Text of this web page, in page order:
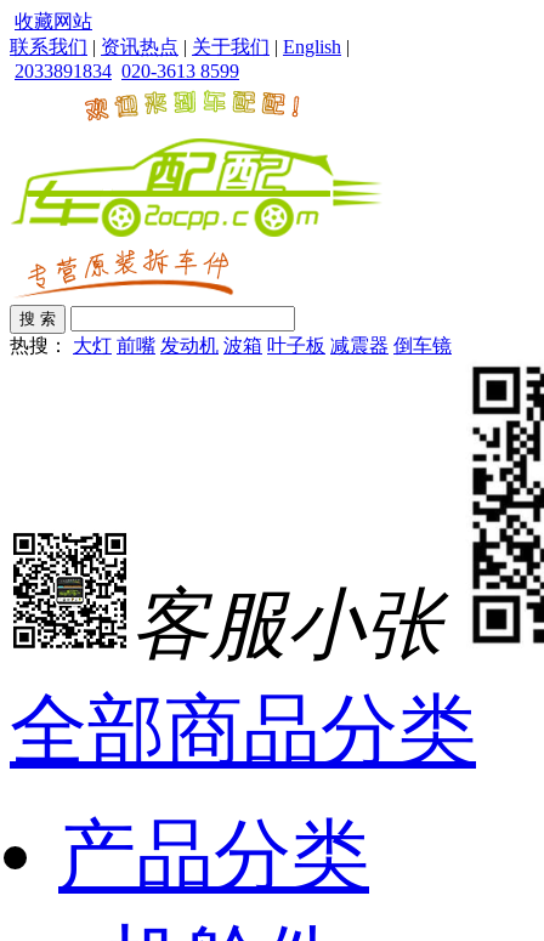
收藏网站
联系我们 | 资讯热点 | 关于我们 | English |
2033891834 020-3613 8599
热搜： 大灯 前嘴 发动机 波箱 叶子板 减震器 倒车镜
客服小张
全部商品分类
产品分类